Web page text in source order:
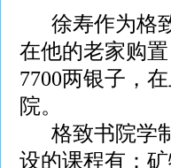
徐寿作为格致
在他的老家购
7700两银子，
院。
格致书院学
设的课程有：